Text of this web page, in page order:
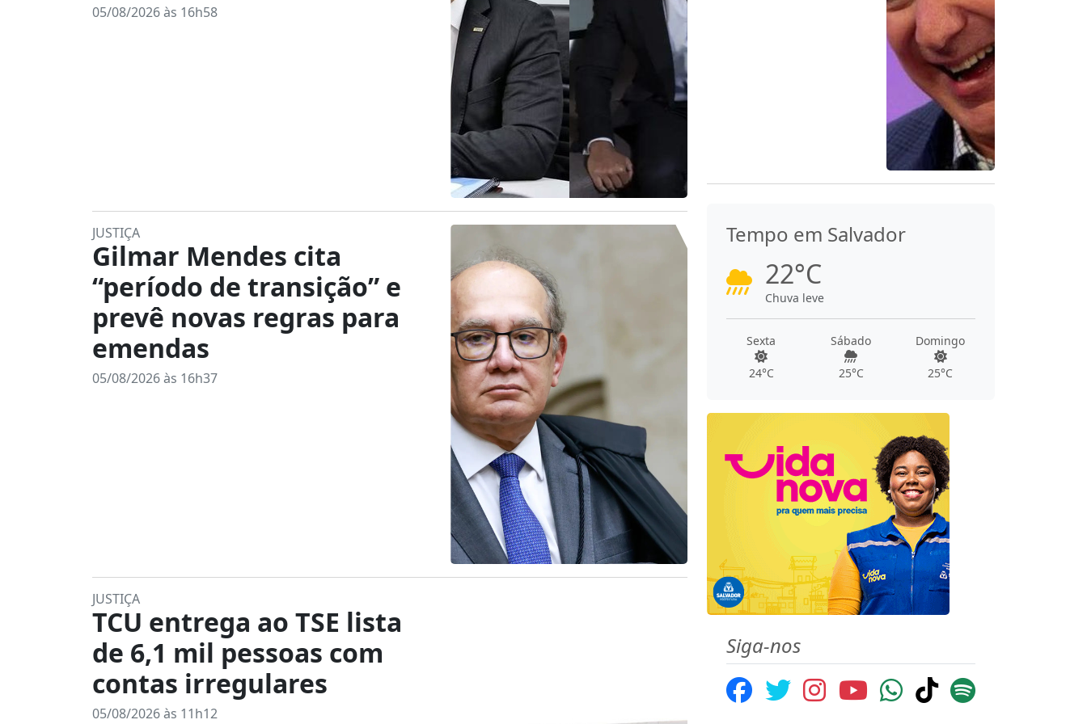
05/08/2026 às 16h58
JUSTIÇA
Gilmar Mendes cita
“período de transição” e
prevê novas regras para
emendas
05/08/2026 às 16h37
JUSTIÇA
TCU entrega ao TSE lista
de 6,1 mil pessoas com
contas irregulares
05/08/2026 às 11h12
Tempo em Salvador
22°C
Chuva leve
Sexta
24°C
Sábado
25°C
Domingo
25°C
Siga-nos